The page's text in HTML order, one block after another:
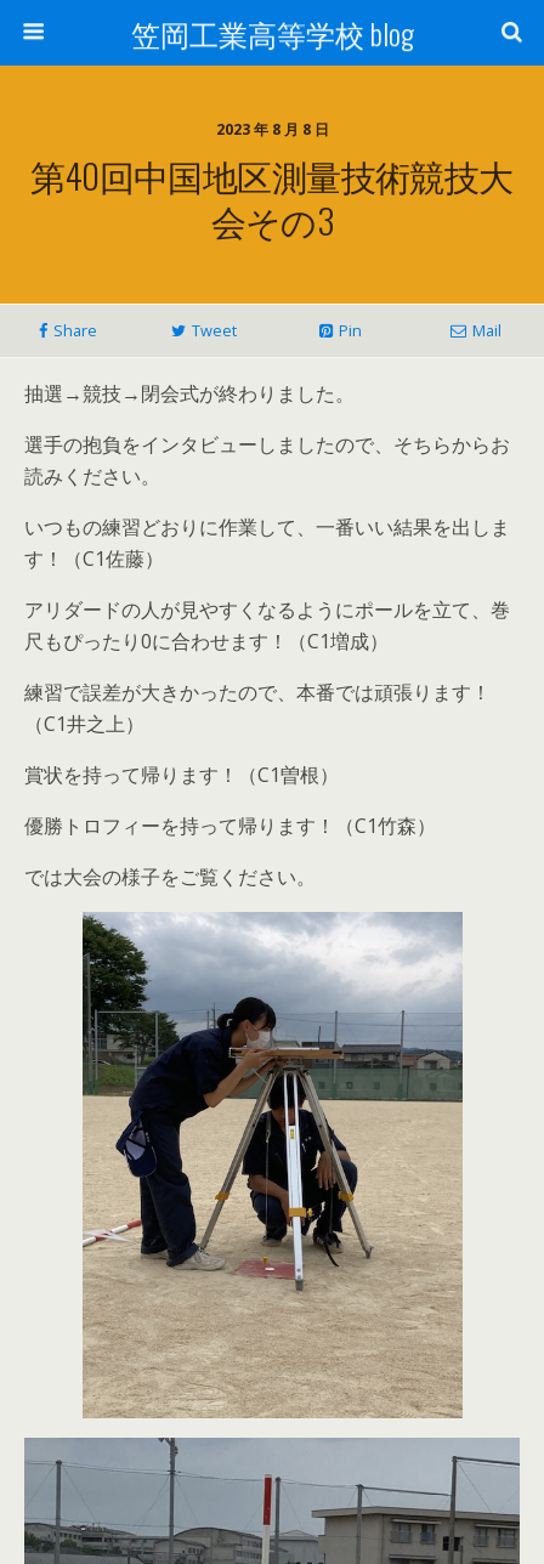
笠岡工業高等学校 blog
2023 年 8 月 8 日
第40回中国地区測量技術競技大
会その3
Share Tweet Pin Mail
抽選→競技→閉会式が終わりました。
選手の抱負をインタビューしましたので、そちらからお
読みください。
いつもの練習どおりに作業して、一番いい結果を出しま
す！（C1佐藤）
アリダードの人が見やすくなるようにポールを立て、巻
尺もぴったり0に合わせます！（C1増成）
練習で誤差が大きかったので、本番では頑張ります！
（C1井之上）
賞状を持って帰ります！（C1曽根）
優勝トロフィーを持って帰ります！（C1竹森）
では大会の様子をご覧ください。